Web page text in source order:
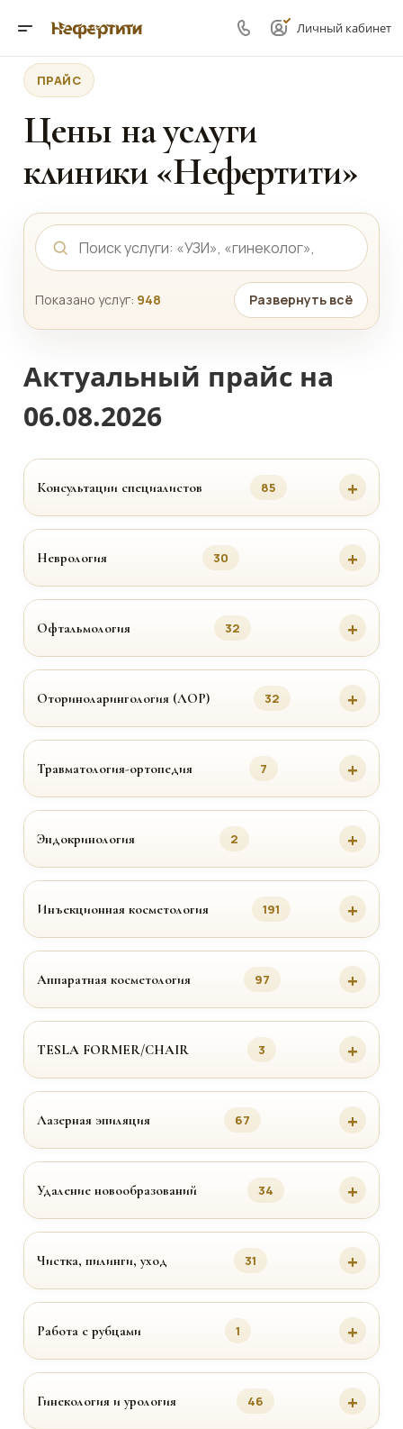
Личный кабинет
ПРАЙС
Цены на услуги
клиники «Нефертити»
Показано услуг: 948 Развернуть всё
Актуальный прайс на
06.08.2026
Консультации специалистов 85
Неврология 30
Офтальмология 32
Оториноларингология (ЛОР) 32
Травматология-ортопедия 7
Эндокринология 2
Инъекционная косметология 191
Аппаратная косметология 97
TESLA FORMER/CHAIR 3
Лазерная эпиляция 67
Удаление новообразований 34
Чистка, пилинги, уход 31
Работа с рубцами 1
Гинекология и урология 46